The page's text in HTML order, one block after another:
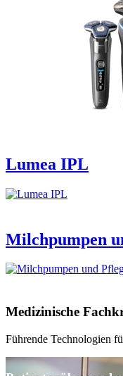
Lumea IPL​
Milchpumpen
Medizinische
Führende Technologien